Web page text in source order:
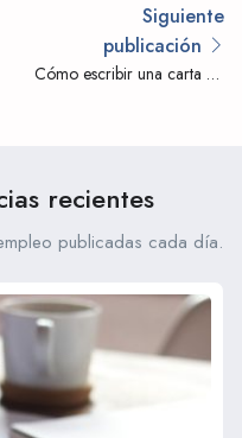
Siguiente
publicación
Cómo escribir una carta de
recientes
publicadas cada día.